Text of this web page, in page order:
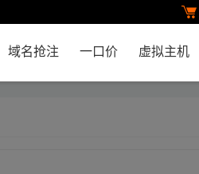
域名抢注 一口价 虚拟主机